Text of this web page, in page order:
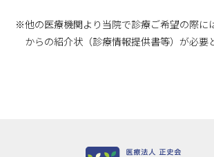
※他の医療機関より当院で診療ご希望の際に
からの紹介状（診療情報提供書等）が必要